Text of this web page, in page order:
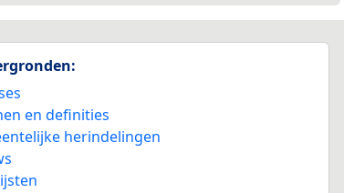
en definities
herindelingen